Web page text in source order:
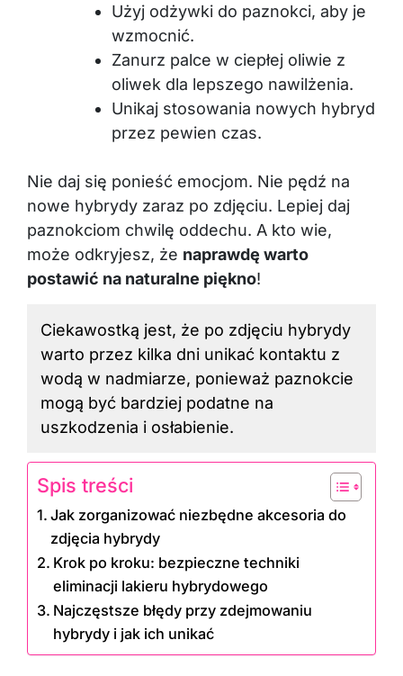
Użyj odżywki do paznokci, aby je
wzmocnić.
Zanurz palce w ciepłej oliwie z
oliwek dla lepszego nawilżenia.
Unikaj stosowania nowych hybryd
przez pewien czas.
Nie daj się ponieść emocjom. Nie pędź na
nowe hybrydy zaraz po zdjęciu. Lepiej daj
paznokciom chwilę oddechu. A kto wie,
może odkryjesz, że naprawdę warto
postawić na naturalne piękno!
Ciekawostką jest, że po zdjęciu hybrydy
warto przez kilka dni unikać kontaktu z
wodą w nadmiarze, ponieważ paznokcie
mogą być bardziej podatne na
uszkodzenia i osłabienie.
Spis treści
Jak zorganizować niezbędne akcesoria do
zdjęcia hybrydy
Krok po kroku: bezpieczne techniki
eliminacji lakieru hybrydowego
Najczęstsze błędy przy zdejmowaniu
hybrydy i jak ich unikać